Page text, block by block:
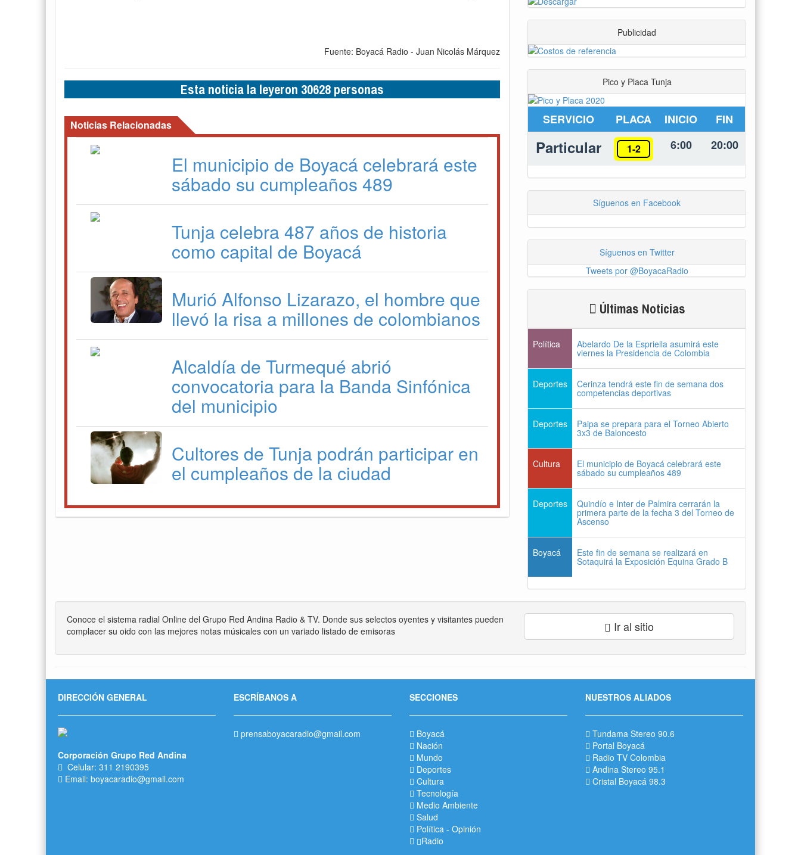
Fuente: Boyacá Radio - Juan Nicolás Márquez
Esta noticia la leyeron 30628 personas
Noticias Relacionadas
El municipio de Boyacá celebrará este
sábado su cumpleaños 489
Tunja celebra 487 años de historia
como capital de Boyacá
Murió Alfonso Lizarazo, el hombre que
llevó la risa a millones de colombianos
Alcaldía de Turmequé abrió
convocatoria para la Banda Sinfónica
del municipio
Cultores de Tunja podrán participar en
el cumpleaños de la ciudad
Publicidad
Pico y Placa Tunja
SERVICIO PLACA INICIO FIN
Particular 1-2 6:00 20:00
Síguenos en Facebook
Síguenos en Twitter
Tweets por @BoyacaRadio
Últimas Noticias
Política Abelardo De la Espriella asumirá este
viernes la Presidencia de Colombia
Deportes Cerinza tendrá este fin de semana dos
competencias deportivas
Deportes Paipa se prepara para el Torneo Abierto
3x3 de Baloncesto
Cultura El municipio de Boyacá celebrará este
sábado su cumpleaños 489
Deportes Quindío e Inter de Palmira cerrarán la
primera parte de la fecha 3 del Torneo de
Ascenso
Boyacá Este fin de semana se realizará en
Sotaquirá la Exposición Equina Grado B
Conoce el sistema radial Online del Grupo Red Andina Radio & TV. Donde sus selectos oyentes y visitantes pueden
complacer su oido con las mejores notas músicales con un variado listado de emisoras
Ir al sitio
DIRECCIÓN GENERAL
Corporación Grupo Red Andina
Celular: 311 2190395
Email: boyacaradio@gmail.com
ESCRÍBANOS A
prensaboyacaradio@gmail.com
SECCIONES
Boyacá
Nación
Mundo
Deportes
Cultura
Tecnología
Medio Ambiente
Salud
Política - Opinión
Radio
NUESTROS ALIADOS
Tundama Stereo 90.6
Portal Boyacá
Radio TV Colombia
Andina Stereo 95.1
Cristal Boyacá 98.3